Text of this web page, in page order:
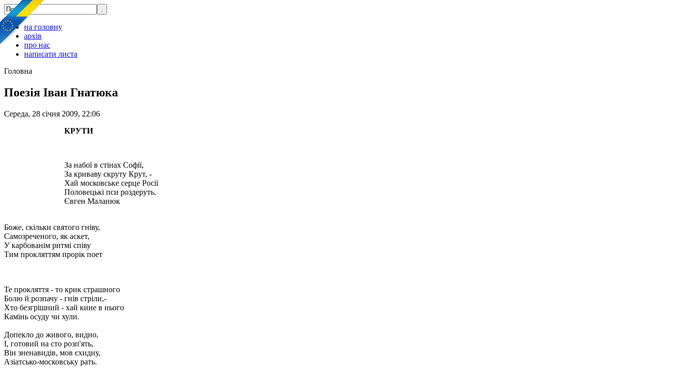
на головну
архів
про нас
написати листа
Головна
Поезія Іван Гнатюка
Середа, 28 січня 2009, 22:06
КРУТИ
За набої в стінах Софії,
За криваву скруту Крут, -
Хай московське серце Росії
Половецькі пси роздеруть.
Євген Маланюк
Боже, скільки святого гніву,
Самозреченого, як аскет,
У карбованім ритмі співу
Тим прокляттям прорік поет
Те прокляття - то крик страшного
Болю й розпачу - гнів стріли,-
Хто безгрішний - хай кине в нього
Камінь осуду чи хули.
Допекло до живого, видно,
І, готовий на сто розп'ять,
Він зненавидів, мов єхидну,
Азіатсько-московську рать.